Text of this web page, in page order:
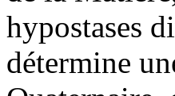
hypostases
détermine